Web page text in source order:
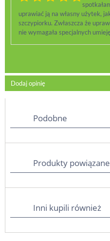
uprawiać ją na własny użytek,
szczypiorku. Zwłaszcza że
nie wymagała specjalnych
Dodaj opinię
Podobne
Produkty powiązane
Inni kupili również